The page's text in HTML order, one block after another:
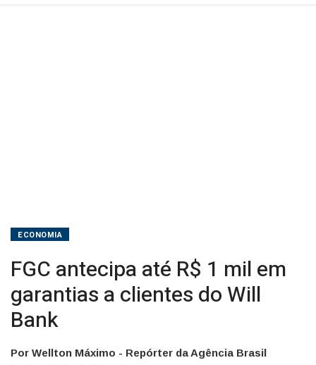
ECONOMIA
FGC antecipa até R$ 1 mil em
garantias a clientes do Will
Bank
Por Wellton Máximo - Repórter da Agência Brasil